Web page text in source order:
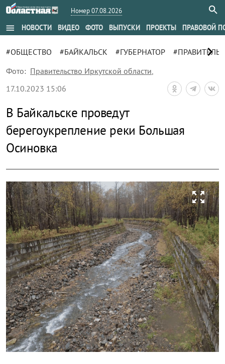
Номер 07.08.2026
menu НОВОСТИ ВИДЕО ФОТО ВЫПУСКИ ПРОЕКТЫ ПРАВОВОЙ
#ОБЩЕСТВО #БАЙКАЛЬСК #ГУБЕРНАТОР chevron_right
Фото: Правительство Иркутской области,
17.10.2023 15:06
В Байкальске проведут
берегоукрепление реки Большая
Осиновка
zoom_out_map